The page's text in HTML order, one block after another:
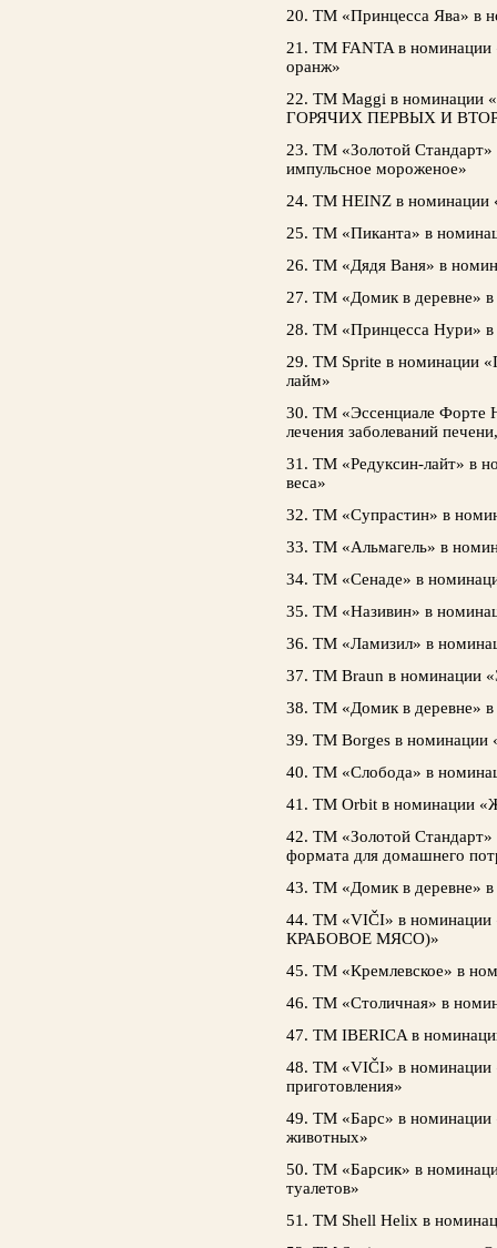
20. ТМ «Принцесса Ява» в
21. ТМ FANTA в номинации
оранж»
22. ТМ Maggi в
ГОРЯЧИХ ПЕРВЫХ И
23. ТМ «Золотой
импульсное мороженое»
24. ТМ HEINZ в номинации
25. ТМ «Пиканта» в
26. ТМ «Дядя Ваня» в
27. ТМ «Домик в деревне»
28. ТМ «Принцесса Нури»
29. ТМ Sprite в номинации
лайм»
30. ТМ «Эссенциале Форте
лечения заболеваний
31. ТМ «Редуксин-лайт» в
веса»
32. ТМ «Супрастин» в
33. ТМ «Альмагель» в
34. ТМ «Сенаде» в
35. ТМ «Називин» в
36. ТМ «Ламизил» в
37. ТМ Braun в номинации
38. ТМ «Домик в деревне»
39. ТМ Borges в номинации
40. ТМ «Слобода» в
41. ТМ Orbit в номинации
42. ТМ «Золотой
формата для домашнего
43. ТМ «Домик в деревне»
44. ТМ «VIČI» в
КРАБОВОЕ МЯСО)»
45. ТМ «Кремлевское» в
46. ТМ «Столичная» в
47. ТМ IBERICA в
48. ТМ «VIČI» в номинации
приготовления»
49. ТМ «Барс» в номинации
животных»
50. ТМ «Барсик» в
туалетов»
51. ТМ Shell Helix в